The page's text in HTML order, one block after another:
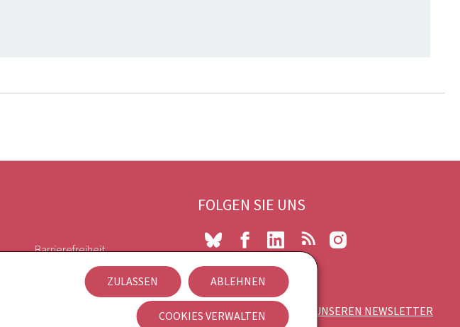
ZULASSEN ABLEHNEN
COOKIES VERWALTEN
Barrierefreiheit
Verwaltung der Cookies
FOLGEN SIE UNS
Bluesky FacebookLinkedIn RSS
ABONNIEREN SIE UNSEREN NEWSLETTER